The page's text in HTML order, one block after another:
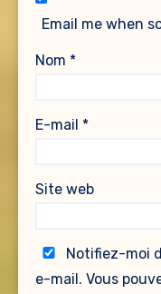
Email me when
Nom *
E-mail *
Site web
Notifiez-moi
e-mail. Vous